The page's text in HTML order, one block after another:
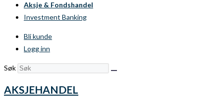
Aksje & Fondshandel
Investment Banking
Bli kunde
Logg inn
Søk
AKSJEHANDEL